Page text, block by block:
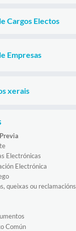
Cargos Electos
Empresas
xerais
Electrónicas
Electrónica
queixas ou reclamacións
Común